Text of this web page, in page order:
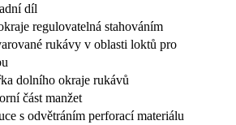
díl
regulovatelná stahováním
rukávy v oblasti loktů pro
dolního okraje rukávů
část manžet
s odvětráním perforací materiálu